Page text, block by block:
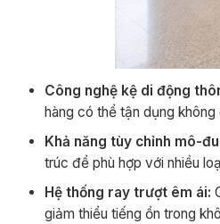
Công nghệ kệ di động
hàng có thể tận dụng
Khả năng tùy chỉnh mô-
trúc để phù hợp với nhiều
Hệ thống ray trượt êm ái:
giảm thiểu tiếng ồn trong